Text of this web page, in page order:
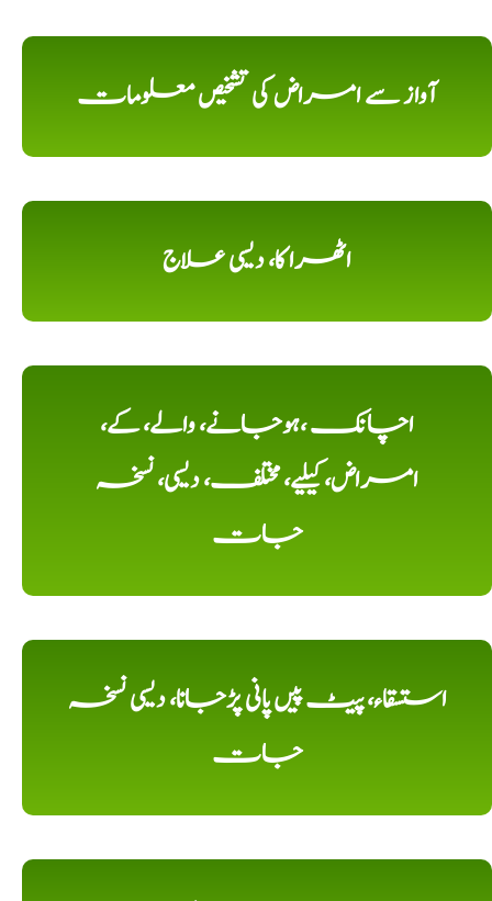
آواز سے امراض کی تشخیص معلومات
اٹھرا کا، دیسی علاج
اچانک ،ہوجانے، والے، کے،
امراض، کیلیے، مختلف، دیسی، نسخہ
جات
استسقاء، پیٹ پیں پانی پڑجانا، دیسی نسخہ
جات